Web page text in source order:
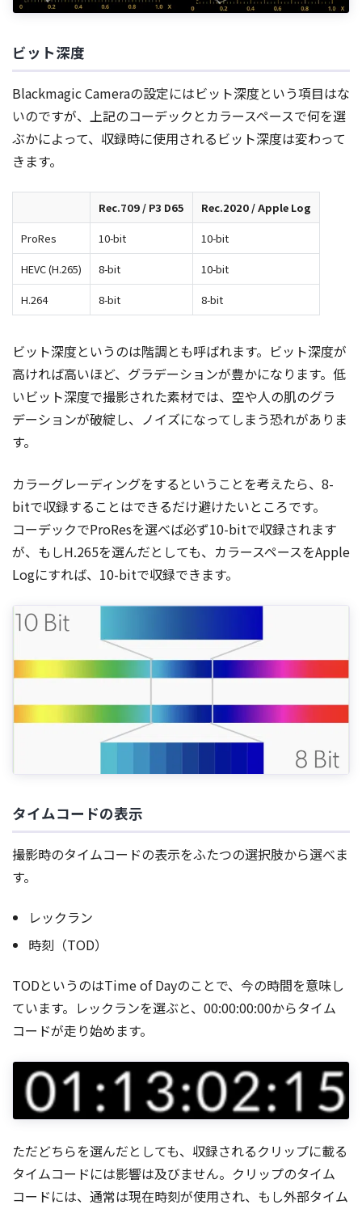
ビット深度
Blackmagic Cameraの設定にはビット深度という項目はな
いのですが、上記のコーデックとカラースペースで何を選
ぶかによって、収録時に使用されるビット深度は変わって
きます。
Rec.709 / P3 D65
Rec.2020 / Apple Log
ProRes
10-bit
10-bit
HEVC (H.265)
8-bit
10-bit
H.264
8-bit 8-bit
ビット深度というのは階調とも呼ばれます。ビット深度が
高ければ高いほど、グラデーションが豊かになります。低
いビット深度で撮影された素材では、空や人の肌のグラ
デーションが破綻し、ノイズになってしまう恐れがありま
す。
カラーグレーディングをするということを考えたら、8-
bitで収録することはできるだけ避けたいところです。
コーデックでProResを選べば必ず10-bitで収録されます
が、もしH.265を選んだとしても、カラースペースをApple
Logにすれば、10-bitで収録できます。
タイムコードの表示
撮影時のタイムコードの表示をふたつの選択肢から選べま
す。
レックラン
時刻（TOD）
TODというのはTime of Dayのことで、今の時間を意味し
ています。レックランを選ぶと、00:00:00:00からタイム
コードが走り始めます。
ただどちらを選んだとしても、収録されるクリップに載る
タイムコードには影響は及びません。クリップのタイム
コードには、通常は現在時刻が使用され、もし外部タイム